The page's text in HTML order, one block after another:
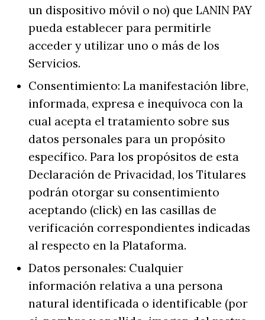
un dispositivo móvil o no) que LANIN PAY
pueda establecer para permitirle
acceder y utilizar uno o más de los
Servicios.
Consentimiento: La manifestación libre,
informada, expresa e inequívoca con la
cual acepta el tratamiento sobre sus
datos personales para un propósito
específico. Para los propósitos de esta
Declaración de Privacidad, los Titulares
podrán otorgar su consentimiento
aceptando (click) en las casillas de
verificación correspondientes indicadas
al respecto en la Plataforma.
Datos personales: Cualquier
información relativa a una persona
natural identificada o identificable (por